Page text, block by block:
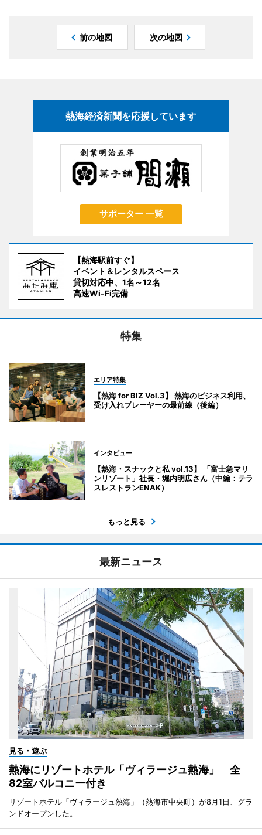
前の地図 次の地図
熱海経済新聞を応援しています
サポーター 一覧
【熱海駅前すぐ】
イベント＆レンタルスペース
貸切対応中、1名～12名
高速Wi-Fi完備
特集
エリア特集
【熱海 for BIZ Vol.3】 熱海のビジネス利用、
受け入れプレーヤーの最前線（後編）
インタビュー
【熱海・スナックと私 vol.13】 「富士急マリ
ンリゾート」社長・堀内明広さん（中編：テラ
スレストランENAK）
もっと見る
最新ニュース
見る・遊ぶ
熱海にリゾートホテル「ヴィラージュ熱海」 全
82室バルコニー付き
リゾートホテル「ヴィラージュ熱海」（熱海市中央町）が8月1日、グラ
ンドオープンした。